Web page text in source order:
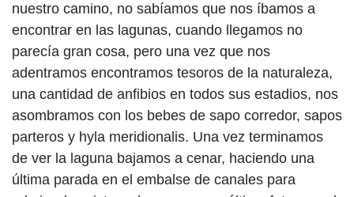
nuestro camino, no sabíamos que nos íbamos a
encontrar en las lagunas, cuando llegamos no
parecía gran cosa, pero una vez que nos
adentramos encontramos tesoros de la naturaleza,
una cantidad de anfibios en todos sus estadios, nos
asombramos con los bebes de sapo corredor, sapos
parteros y hyla meridionalis. Una vez terminamos
de ver la laguna bajamos a cenar, haciendo una
última parada en el embalse de canales para